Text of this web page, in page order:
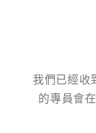
我們已經收
的專員會